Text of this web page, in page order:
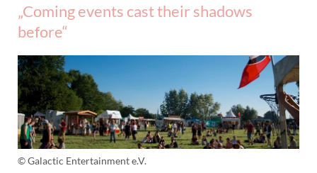
„Coming events cast their shadows
before“
© Galactic Entertainment e.V.